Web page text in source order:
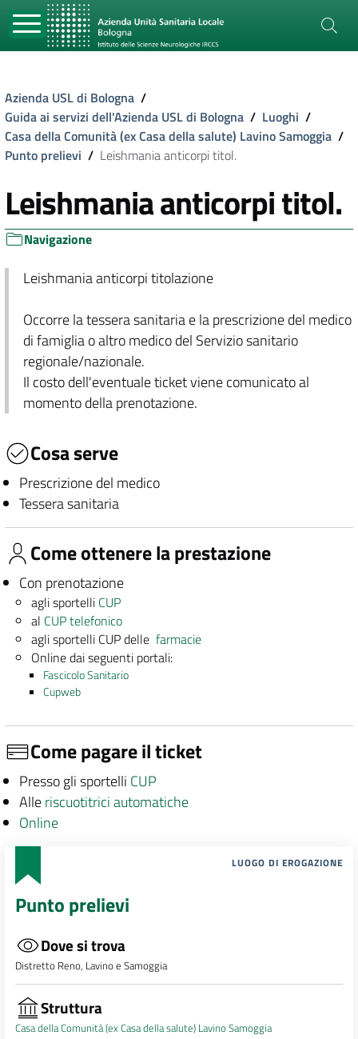
Azienda USL di Bologna /
Guida ai servizi dell'Azienda USL di Bologna / Luoghi /
Casa della Comunità (ex Casa della salute) Lavino Samoggia /
Punto prelievi / Leishmania anticorpi titol.
Leishmania anticorpi titol.
Navigazione
Leishmania anticorpi titolazione
Occorre la tessera sanitaria e la prescrizione del medico
di famiglia o altro medico del Servizio sanitario
regionale/nazionale.
Il costo dell'eventuale ticket viene comunicato al
momento della prenotazione.
Cosa serve
Prescrizione del medico
Tessera sanitaria
Come ottenere la prestazione
Con prenotazione
agli sportelli CUP
al CUP telefonico
agli sportelli CUP dellefarmacie
Online dai seguenti portali:
Fascicolo Sanitario
Cupweb
Come pagare il ticket
Presso gli sportelli CUP
Alleriscuotitrici automatiche
Online
LUOGO DI EROGAZIONE
Punto prelievi
Dove si trova
Distretto Reno, Lavino e Samoggia
Struttura
Casa della Comunità (ex Casa della salute) Lavino Samoggia